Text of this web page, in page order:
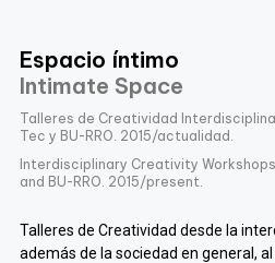
Espacio íntimo
Intimate Space
Talleres de Creatividad
Tec y BU-RRO. 2015/actualidad.
Interdisciplinary Creativity Workshops
and BU-RRO. 2015/present.
Talleres de Creatividad desde la
además de la sociedad en general,